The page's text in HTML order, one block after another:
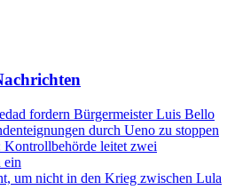
fordern Bürgermeister Luis Bello
durch Ueno zu stoppen
Kontrollbehörde leitet zwei
ein
um nicht in den Krieg zwischen Lula